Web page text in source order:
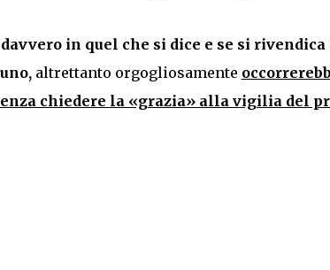
davvero in quel che si dice e se si
altrettanto orgogliosamente
chiedere la «grazia» alla vigilia del